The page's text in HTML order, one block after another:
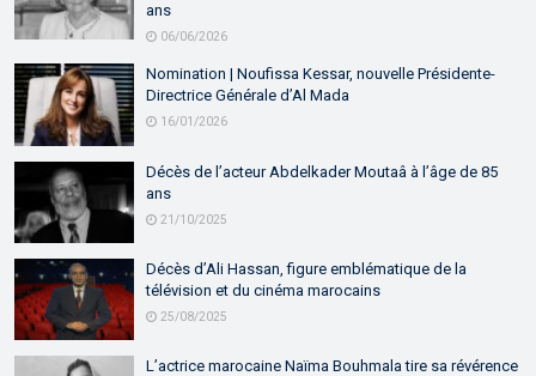
ans
06/06/2026
Nomination | Noufissa Kessar, nouvelle Présidente-
Directrice Générale d’Al Mada
16/01/2026
Décès de l’acteur Abdelkader Moutaâ à l’âge de 85
ans
21/10/2025
Décès d’Ali Hassan, figure emblématique de la
télévision et du cinéma marocains
25/08/2025
L’actrice marocaine Naïma Bouhmala tire sa révérence